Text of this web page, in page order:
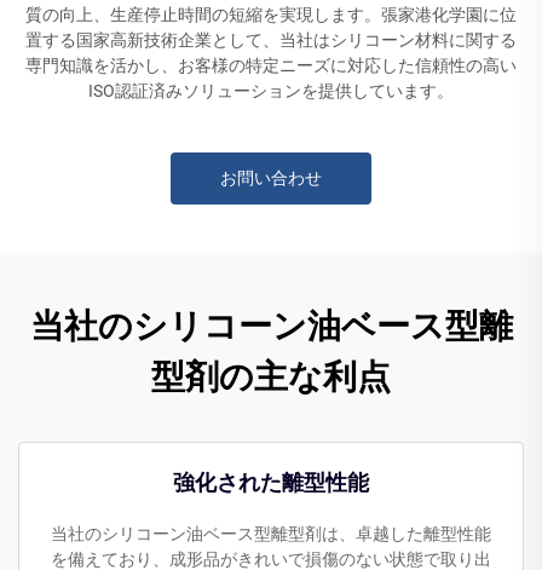
質の向上、生産停止時間の短縮を実現します。張家港化学園に位
置する国家高新技術企業として、当社はシリコーン材料に関する
専門知識を活かし、お客様の特定ニーズに対応した信頼性の高い
ISO認証済みソリューションを提供しています。
お問い合わせ
当社のシリコーン油ベース型離
型剤の主な利点
強化された離型性能
当社のシリコーン油ベース型離型剤は、卓越した離型性能
を備えており、成形品がきれいで損傷のない状態で取り出